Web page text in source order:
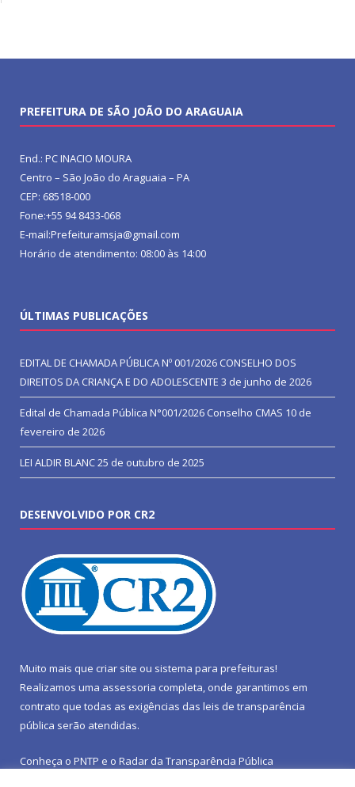
PREFEITURA DE SÃO JOÃO DO ARAGUAIA
End.: PC INACIO MOURA
Centro – São João do Araguaia – PA
CEP: 68518-000
Fone:+55 94 8433-068
E-mail:Prefeituramsja@gmail.com
Horário de atendimento: 08:00 às 14:00
ÚLTIMAS PUBLICAÇÕES
EDITAL DE CHAMADA PÚBLICA Nº 001/2026 CONSELHO DOS
DIREITOS DA CRIANÇA E DO ADOLESCENTE 3 de junho de 2026
Edital de Chamada Pública N°001/2026 Conselho CMAS 10 de
fevereiro de 2026
LEI ALDIR BLANC25 de outubro de 2025
DESENVOLVIDO POR CR2
Muito mais que criar site ou sistema para prefeituras!
Realizamos uma assessoria completa, onde garantimos em
contrato que todas as exigências das leis de transparência
pública serão atendidas.
Conheça o PNTP e o Radar da Transparência Pública